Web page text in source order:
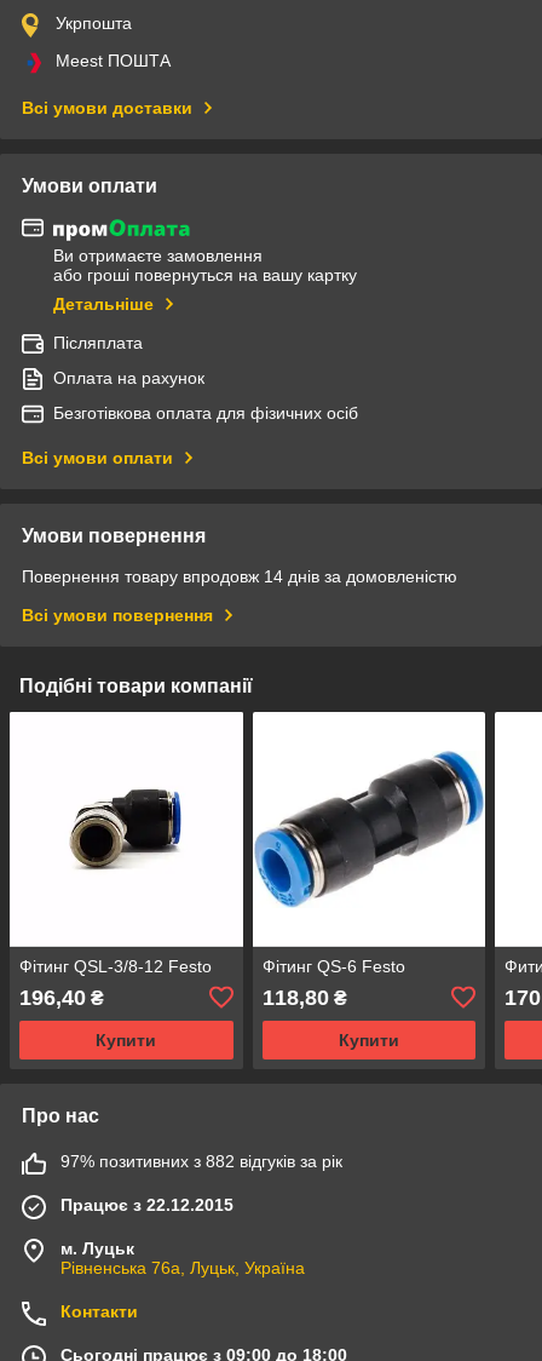
Укрпошта
Meest ПОШТА
Всі умови доставки
Умови оплати
Ви отримаєте замовлення
або гроші повернуться на вашу картку
Детальніше
Післяплата
Оплата на рахунок
Безготівкова оплата для фізичних осіб
Всі умови оплати
Умови повернення
Повернення товару впродовж 14 днів за домовленістю
Всі умови повернення
Подібні товари компанії
Фітинг QSL-3/8-12 Festo
196,40 ₴
Купити
Фітинг QS-6 Festo
118,80₴
Купити
Про нас
97% позитивних з 882 відгуків за рік
Працює з 22.12.2015
м. Луцьк
Рівненська 76а, Луцьк, Україна
Контакти
Сьогодні працює з 09:00 до 18:00